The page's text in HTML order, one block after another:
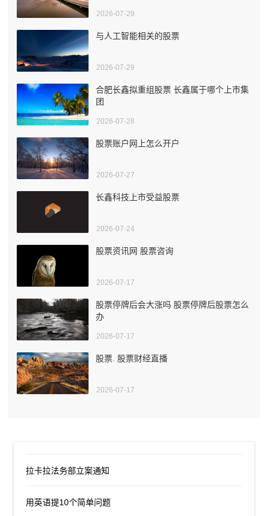
2026-07-29
与人工智能相关的股票
2026-07-29
合肥长鑫拟重组股票 长鑫属于哪个上市集
团
2026-07-28
股票账户网上怎么开户
2026-07-27
长鑫科技上市受益股票
2026-07-24
股票资讯网 股票咨询
2026-07-17
股票停牌后会大涨吗 股票停牌后股票怎么
办
2026-07-17
股票. 股票财经直播
2026-07-17
拉卡拉法务部立案通知
用英语提10个简单问题